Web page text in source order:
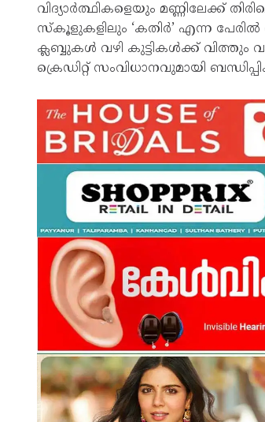
വിദ്യാർത്ഥികളെയും മണ്ണിലേക്ക്
സ്കൂളുകളിലും ‘കതിർ’ എന്ന പേരിൽ
ക്ലബ്ബുകൾ വഴി കുട്ടികൾക്ക്
ക്രെഡിറ്റ് സംവിധാനവുമായി